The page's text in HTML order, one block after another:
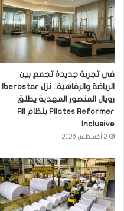
في تجربة جديدة تجمع بين
رويال المنصور المهدية يطلق
Pilates Reformer بنظام All
Inclusive
2 أغسطس 2026